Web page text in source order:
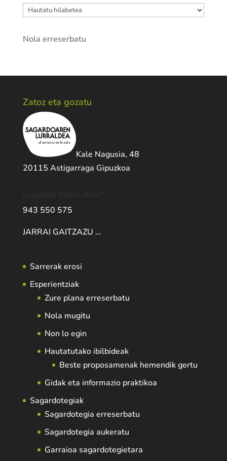
Artxiboak
Nola erreserbatu
Zatoz eta gozatu
Kale Nagusia, 48
20115 Astigarraga Gipuzkoa
943 550 575
JARRAI GAITZAZU …
Sarrerak erosi
Esperientziak
Zure plana erreserbatu
Nola mugitu
Non lo egin
Hautatutako ibilbideak
Beste proposamenak hemendik gertu
Gidak eta informazio praktikoa
Sagardotegiak
Sagardotegia erreserbatu
Sagardotegia aukeratu
Garraioa sagardotegietara